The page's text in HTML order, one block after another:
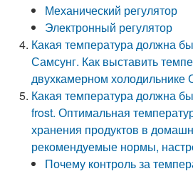
Механический регулятор
Электронный регулятор
Какая температура должна
Самсунг. Как выставить
двухкамерном холодильнике
Какая температура должна
frost. Оптимальная
хранения продуктов в
рекомендуемые нормы,
Почему контроль за